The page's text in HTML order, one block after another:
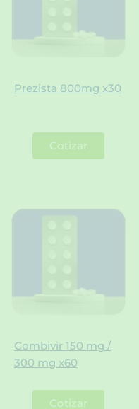
Prezista 800mg x30
Cotizar
Combivir 150 mg /
300 mg x60
Cotizar